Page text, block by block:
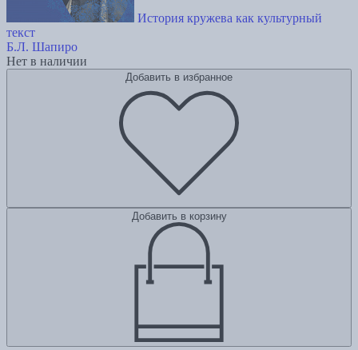
История кружева как культурный
текст
Б.Л. Шапиро
Нет в наличии
Добавить в избранное
Добавить в корзину